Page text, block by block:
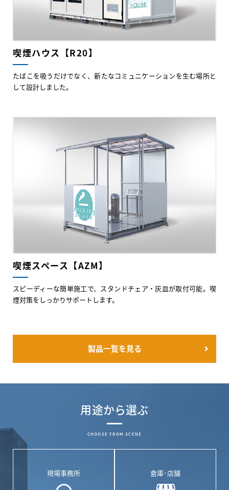
喫煙ハウス【R20】
たばこを吸うだけでなく、新たなコミュニケーションを生む場所と
して設計しました。
喫煙スペース【AZM】
スピーディーな簡単施工で、スタンドチェア・灰皿が取付可能。喫
煙対策をしっかりサポートします。
製品一覧を見る
用途から選ぶ
CHOOSE FROM SCENE
現場事務所 倉庫･店舗